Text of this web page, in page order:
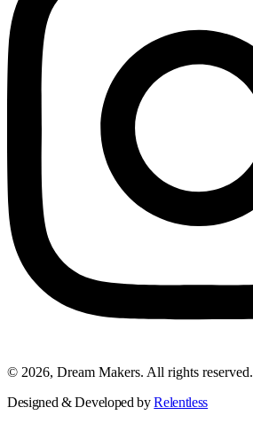
© 2026, Dream Makers. All rights reserved.
Designed & Developed byRelentless